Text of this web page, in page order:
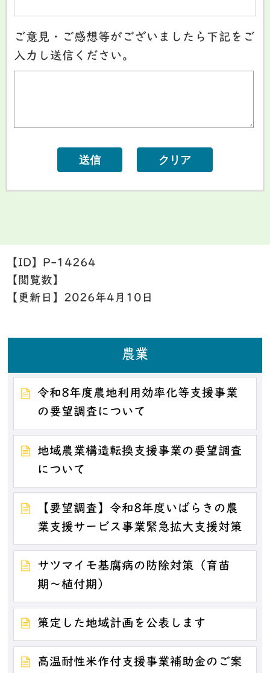
ご意見・ご感想等がございましたら下記をご
入力し送信ください。
【ID】 P-14264
【閲覧数】
【更新日】 2026年4月10日
農業
令和8年度農地利用効率化等支援事業
の要望調査について
地域農業構造転換支援事業の要望調査
について
【要望調査】令和8年度いばらきの農
業支援サービス事業緊急拡大支援対策
サツマイモ基腐病の防除対策（育苗
期〜植付期）
策定した地域計画を公表します
高温耐性米作付支援事業補助金のご案